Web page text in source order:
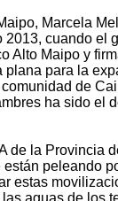
Marcela
cuando el
Alto Maipo y
para la
de
ha sido el
de la Provincia
peleando
estas